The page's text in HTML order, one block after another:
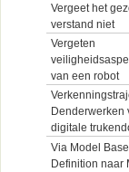
Vergeet het
verstand niet
Vergeten
van een robot
Denderwerken
digitale
Via Model
Definition naar